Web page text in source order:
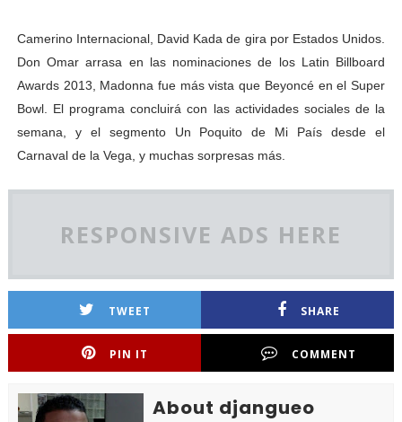
Camerino Internacional, David Kada de gira por Estados Unidos.
Don Omar arrasa en las nominaciones de los Latin Billboard
Awards 2013, Madonna fue más vista que Beyoncé en el Super
Bowl. El programa concluirá con las actividades sociales de la
semana, y el segmento Un Poquito de Mi País desde el
Carnaval de la Vega, y muchas sorpresas más.
RESPONSIVE ADS HERE
TWEET SHARE
PIN IT COMMENT
About djangueo